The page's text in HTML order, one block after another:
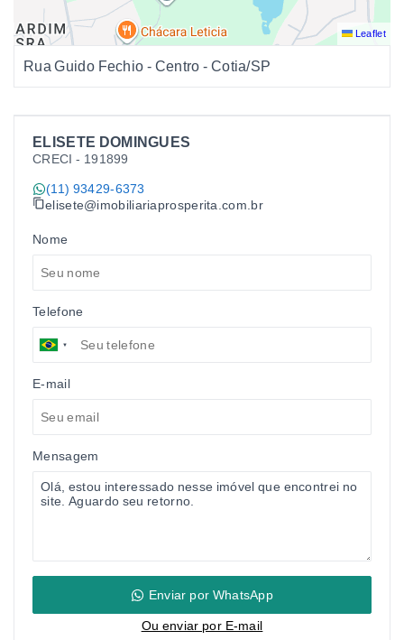
ELISETE DOMINGUES
CRECI - 191899
(11) 93429-6373
elisete@imobiliariaprosperita.com.br
Nome
Telefone
E-mail
Mensagem
Enviar por WhatsApp
Ou enviar por E-mail
Leaflet
Rua Guido Fechio - Centro - Cotia/SP